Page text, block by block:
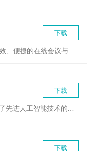
下载
下载
下载